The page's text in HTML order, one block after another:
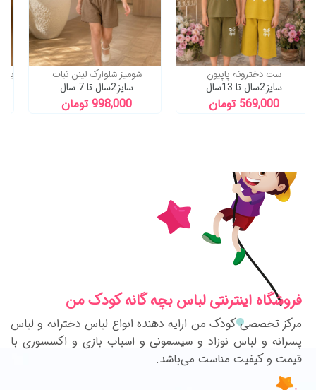
ست دخترونه پاپیون
569,000 تومان
ست شیک آدیداس
798,000 تومان
فروشگاه اینترنتی لباس بچه گانه کودک من
مرکز تخصصی کودک من ارایه دهنده انواع لباس دخترانه و لباس
پسرانه و لباس نوزاد و سیسمونی و اسباب بازی و اکسسوری با
قیمت و کیفیت مناست می‌باشد.